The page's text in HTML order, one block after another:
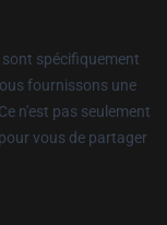
spécifiquement
fournissons une
n'est pas seulement
vous de partager